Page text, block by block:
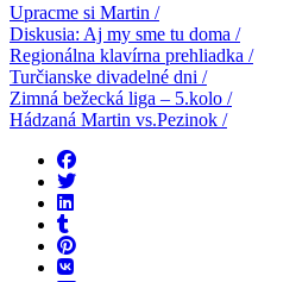
Upracme si Martin /
Diskusia: Aj my sme tu doma /
Regionálna klavírna prehliadka /
Turčianske divadelné dni /
Zimná bežecká liga – 5.kolo /
Hádzaná Martin vs.Pezinok /